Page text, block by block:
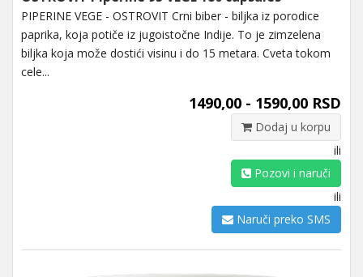
PIPERINE VEGE - OSTROVIT Crni biber - biljka iz porodice
paprika, koja potiče iz jugoistočne Indije. To je zimzelena
biljka koja može dostići visinu i do 15 metara. Cveta tokom
cele...
1490,00 - 1590,00 RSD
Dodaj u korpu
ili
Pozovi i naruči
ili
Naruči preko SMS